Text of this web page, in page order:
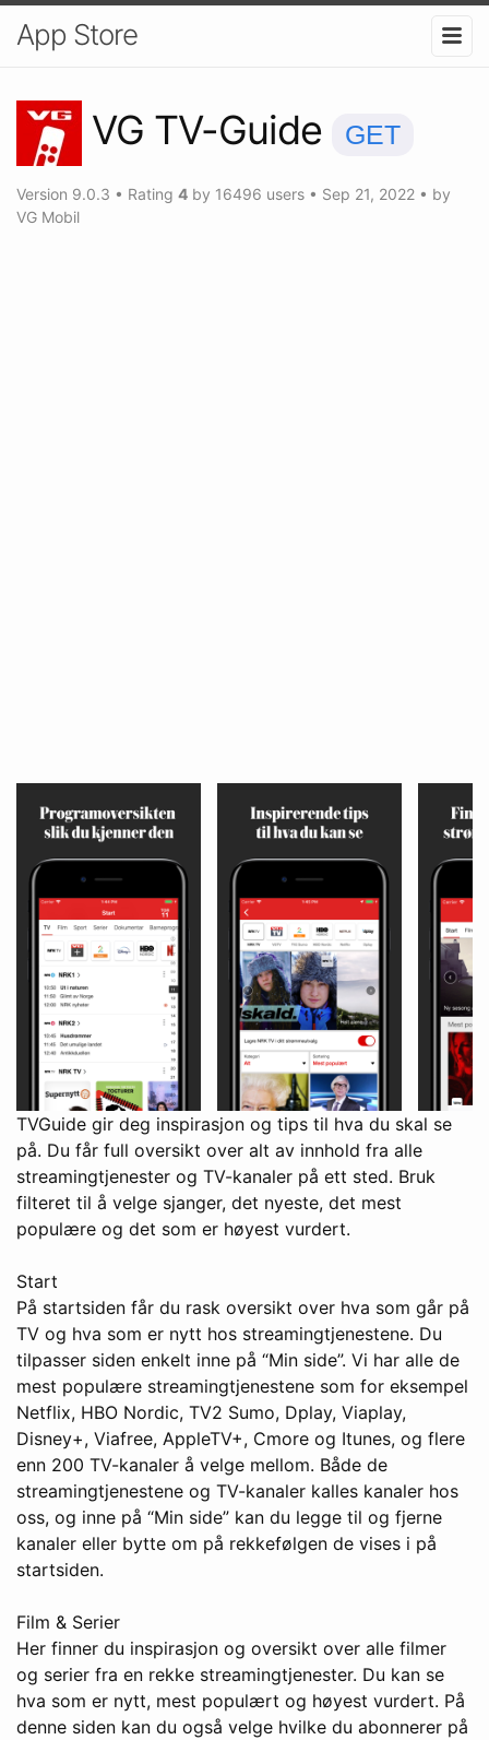
App Store
VG TV-Guide GET
Version 9.0.3 • Rating 4 by 16496 users • Sep 21, 2022 • by
VG Mobil
TVGuide gir deg inspirasjon og tips til hva du skal se
på. Du får full oversikt over alt av innhold fra alle
streamingtjenester og TV-kanaler på ett sted. Bruk
filteret til å velge sjanger, det nyeste, det mest
populære og det som er høyest vurdert.
Start
På startsiden får du rask oversikt over hva som går på
TV og hva som er nytt hos streamingtjenestene. Du
tilpasser siden enkelt inne på “Min side”. Vi har alle de
mest populære streamingtjenestene som for eksempel
Netflix, HBO Nordic, TV2 Sumo, Dplay, Viaplay,
Disney+, Viafree, AppleTV+, Cmore og Itunes, og flere
enn 200 TV-kanaler å velge mellom. Både de
streamingtjenestene og TV-kanaler kalles kanaler hos
oss, og inne på “Min side” kan du legge til og fjerne
kanaler eller bytte om på rekkefølgen de vises i på
startsiden.
Film & Serier
Her finner du inspirasjon og oversikt over alle filmer
og serier fra en rekke streamingtjenester. Du kan se
hva som er nytt, mest populært og høyest vurdert. På
denne siden kan du også velge hvilke du abonnerer på